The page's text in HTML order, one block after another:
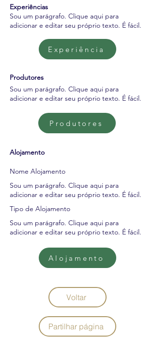
Sou um parágrafo. Clique aqui para
adicionar e editar seu próprio texto. É fácil.
Experiência
Experiências
Produtores
Sou um parágrafo. Clique aqui para
adicionar e editar seu próprio texto. É fácil.
Produtores
Alojamento
Nome Alojamento
Sou um parágrafo. Clique aqui para
adicionar e editar seu próprio texto. É fácil.
Tipo de Alojamento
Sou um parágrafo. Clique aqui para
adicionar e editar seu próprio texto. É fácil.
Alojamento
Voltar
Partilhar página